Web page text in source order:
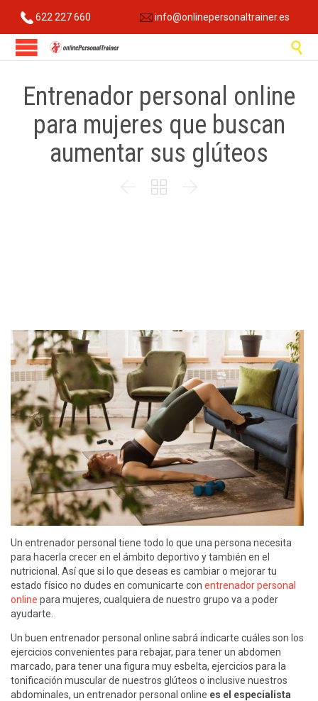
622 227 660 info@onlinepersonaltrainer.es

Entrenador personal online
para mujeres que buscan
aumentar sus glúteos
  
Un entrenador personal tiene todo lo que una persona necesita
para hacerla crecer en el ámbito deportivo y también en el
nutricional. Así que si lo que deseas es cambiar o mejorar tu
estado físico no dudes en comunicarte con entrenador personal
online para mujeres, cualquiera de nuestro grupo va a poder
ayudarte.
Un buen entrenador personal online sabrá indicarte cuáles son los
ejercicios convenientes para rebajar, para tener un abdomen
marcado, para tener una figura muy esbelta, ejercicios para la
tonificación muscular de nuestros glúteos o inclusive nuestros
abdominales, un entrenador personal online es el especialista